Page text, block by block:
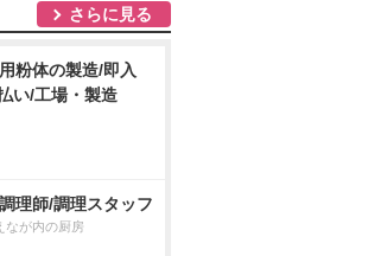
さらに見る
粉体の製造/即入
い/工場・製造
理師/調理スタッフ
なが内の厨房